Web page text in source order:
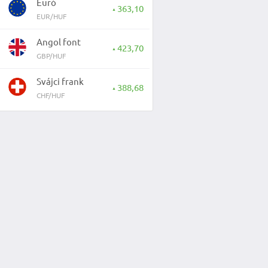
EUR/HUF
▲ 363,10
Angol font
GBP/HUF
▲ 423,70
Svájci frank
CHF/HUF
▲ 388,68